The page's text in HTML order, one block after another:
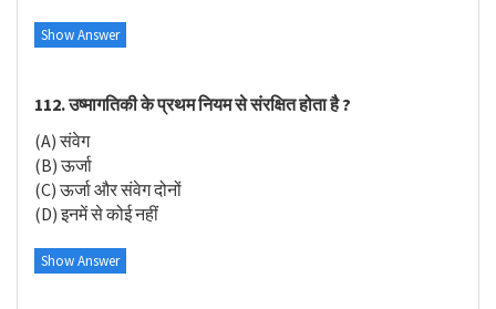
Show Answer
112. उष्मागतिकी के प्रथम नियम से संरक्षित होता है ?
(A) संवेग
(B) ऊर्जा
(C) ऊर्जा और संवेग दोनों
(D) इनमें से कोई नहीं
Show Answer